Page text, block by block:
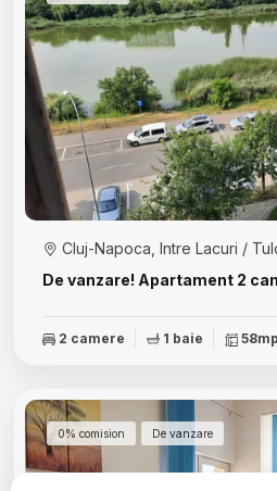
De vanzare! Apartament 2
Cluj-Napoca, Intre Lacuri /
2 camere 1 baie 58mp
0% comision De vanzare